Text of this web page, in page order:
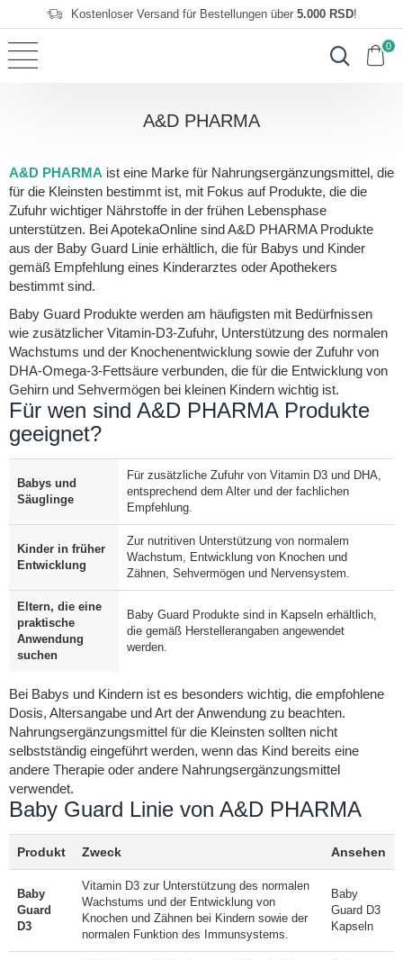
Kostenloser Versand für Bestellungen über 5.000 RSD!
0
A&D PHARMA
A&D PHARMA ist eine Marke für Nahrungsergänzungsmittel, die
für die Kleinsten bestimmt ist, mit Fokus auf Produkte, die die
Zufuhr wichtiger Nährstoffe in der frühen Lebensphase
unterstützen. Bei ApotekaOnline sind A&D PHARMA Produkte
aus der Baby Guard Linie erhältlich, die für Babys und Kinder
gemäß Empfehlung eines Kinderarztes oder Apothekers
bestimmt sind.
Baby Guard Produkte werden am häufigsten mit Bedürfnissen
wie zusätzlicher Vitamin-D3-Zufuhr, Unterstützung des normalen
Wachstums und der Knochenentwicklung sowie der Zufuhr von
DHA-Omega-3-Fettsäure verbunden, die für die Entwicklung von
Gehirn und Sehvermögen bei kleinen Kindern wichtig ist.
Für wen sind A&D PHARMA Produkte
geeignet?
Babys und
Säuglinge
Für zusätzliche Zufuhr von Vitamin D3 und DHA,
entsprechend dem Alter und der fachlichen
Empfehlung.
Kinder in früher
Entwicklung
Zur nutritiven Unterstützung von normalem
Wachstum, Entwicklung von Knochen und
Zähnen, Sehvermögen und Nervensystem.
Eltern, die eine
praktische
Anwendung
suchen
Baby Guard Produkte sind in Kapseln erhältlich,
die gemäß Herstellerangaben angewendet
werden.
Bei Babys und Kindern ist es besonders wichtig, die empfohlene
Dosis, Altersangabe und Art der Anwendung zu beachten.
Nahrungsergänzungsmittel für die Kleinsten sollten nicht
selbstständig eingeführt werden, wenn das Kind bereits eine
andere Therapie oder andere Nahrungsergänzungsmittel
verwendet.
Baby Guard Linie von A&D PHARMA
Produkt Zweck Ansehen
Baby
Guard
D3
Vitamin D3 zur Unterstützung des normalen
Wachstums und der Entwicklung von
Knochen und Zähnen bei Kindern sowie der
normalen Funktion des Immunsystems.
Baby
Guard D3
Kapseln